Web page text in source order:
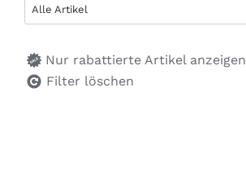
Alle Artikel
Nur rabattierte Artikel anzeigen
Filter löschen